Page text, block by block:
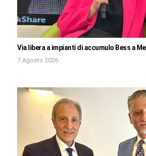
Via libera a impianti di accumulo Bess a
7 Agosto 2026